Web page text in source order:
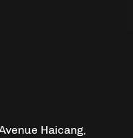
Haicang,